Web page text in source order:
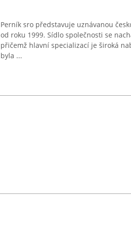
Perník sro představuje uznávanou
od roku 1999. Sídlo společnosti se
přičemž hlavní specializací je široká
byla ...